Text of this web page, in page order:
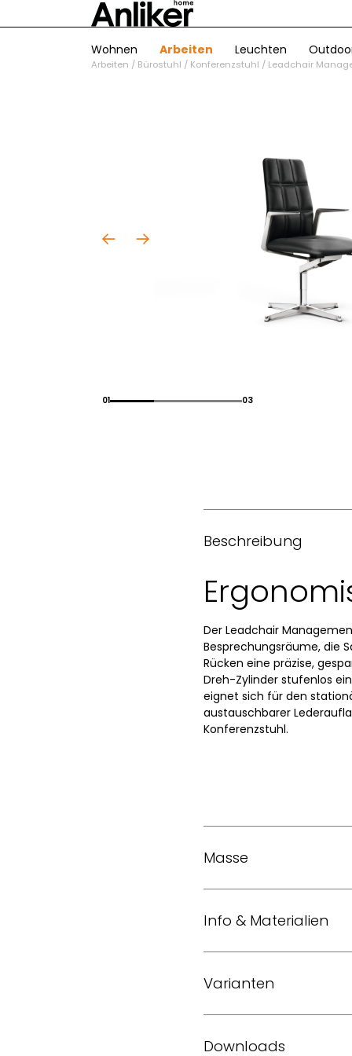
Wohnen Arbeiten Leuchten
Arbeiten / Bürostuhl / Konferenzstuhl / Leadchair
01 03
Beschreibung
Der Leadchair
Besprechungsräume, die
Rücken eine präzise,
Dreh-Zylinder stufenlos
eignet sich für den
austauschbarer
Konferenzstuhl.
Masse
Sitzhöhe
Info & Materialien
Konstruktion
Untergestell
Varianten
Leadchair Management –
Downloads